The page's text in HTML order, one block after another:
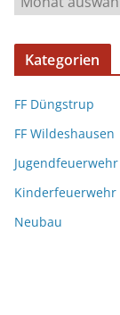
Kategorien
FF Düngstrup
FF Wildeshausen
Jugendfeuerwehr
Kinderfeuerwehr
Neubau